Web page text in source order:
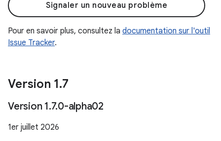
Signaler un nouveau problème
Pour en savoir plus, consultez la documentation sur l'outil
Issue Tracker.
Version 1.7
Version 1.7.0-alpha02
1er juillet 2026